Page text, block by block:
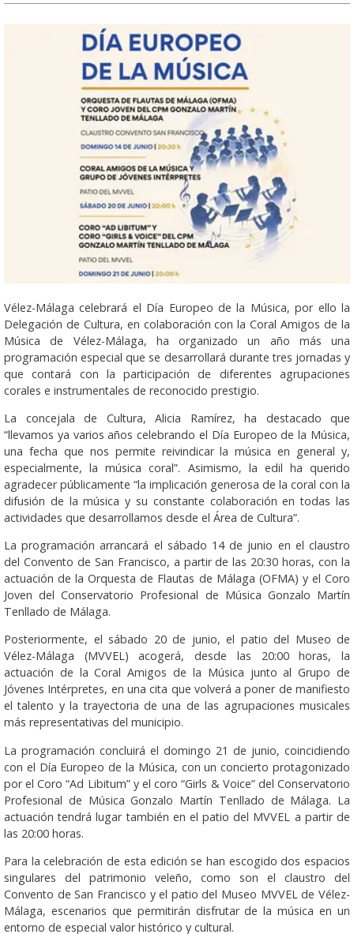
Vélez-Málaga celebrará el Día Europeo de la Música, por ello la
Delegación de Cultura, en colaboración con la Coral Amigos de la
Música de Vélez-Málaga, ha organizado un año más una
programación especial que se desarrollará durante tres jornadas y
que contará con la participación de diferentes agrupaciones
corales e instrumentales de reconocido prestigio.
La concejala de Cultura, Alicia Ramírez, ha destacado que
“llevamos ya varios años celebrando el Día Europeo de la Música,
una fecha que nos permite reivindicar la música en general y,
especialmente, la música coral”. Asimismo, la edil ha querido
agradecer públicamente “la implicación generosa de la coral con la
difusión de la música y su constante colaboración en todas las
actividades que desarrollamos desde el Área de Cultura”.
La programación arrancará el sábado 14 de junio en el claustro
del Convento de San Francisco, a partir de las 20:30 horas, con la
actuación de la Orquesta de Flautas de Málaga (OFMA) y el Coro
Joven del Conservatorio Profesional de Música Gonzalo Martín
Tenllado de Málaga.
Posteriormente, el sábado 20 de junio, el patio del Museo de
Vélez-Málaga (MVVEL) acogerá, desde las 20:00 horas, la
actuación de la Coral Amigos de la Música junto al Grupo de
Jóvenes Intérpretes, en una cita que volverá a poner de manifiesto
el talento y la trayectoria de una de las agrupaciones musicales
más representativas del municipio.
La programación concluirá el domingo 21 de junio, coincidiendo
con el Día Europeo de la Música, con un concierto protagonizado
por el Coro “Ad Libitum” y el coro “Girls & Voice” del Conservatorio
Profesional de Música Gonzalo Martín Tenllado de Málaga. La
actuación tendrá lugar también en el patio del MVVEL a partir de
las 20:00 horas.
Para la celebración de esta edición se han escogido dos espacios
singulares del patrimonio veleño, como son el claustro del
Convento de San Francisco y el patio del Museo MVVEL de Vélez-
Málaga, escenarios que permitirán disfrutar de la música en un
entorno de especial valor histórico y cultural.